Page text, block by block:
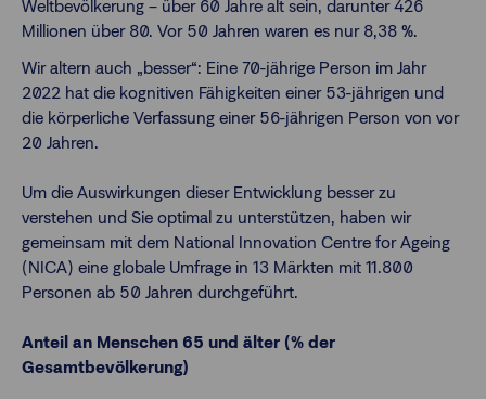
Weltbevölkerung – über 60 Jahre alt sein, darunter 426
Millionen über 80. Vor 50 Jahren waren es nur 8,38 %.
Wir altern auch „besser“: Eine 70-jährige Person im Jahr
2022 hat die kognitiven Fähigkeiten einer 53-jährigen und
die körperliche Verfassung einer 56-jährigen Person von vor
20 Jahren.
Um die Auswirkungen dieser Entwicklung besser zu
verstehen und Sie optimal zu unterstützen, haben wir
gemeinsam mit dem National Innovation Centre for Ageing
(NICA) eine globale Umfrage in 13 Märkten mit 11.800
Personen ab 50 Jahren durchgeführt.
Anteil an Menschen 65 und älter (% der
Gesamtbevölkerung)